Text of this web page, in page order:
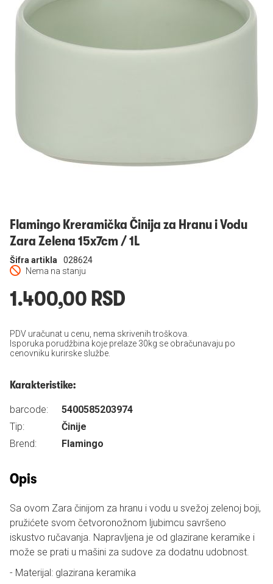
Prijavi se
Flamingo Kreramička Činija za Hranu i Vodu
Zara Zelena 15x7cm / 1L
Nema na stanju
Šifra artikla 028624
1.400,00 RSD
PDV uračunat u cenu, nema skrivenih troškova.
Isporuka porudžbina koje prelaze 30kg se obračunavaju po
cenovniku kurirske službe.
Karakteristike:
barcode:
5400585203974
Tip:
Činije
Brend:
Flamingo
Opis
Sa ovom Zara činijom za hranu i vodu u svežoj zelenoj boji,
pružićete svom četvoronožnom ljubimcu savršeno
iskustvo ručavanja. Napravljena je od glazirane keramike i
može se prati u mašini za sudove za dodatnu udobnost.
- Materijal: glazirana keramika